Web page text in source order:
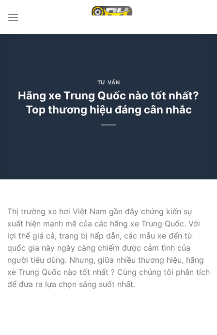
qua
TƯ VẤN
Hãng xe Trung Quốc nào tốt nhất?
Top thương hiệu đáng cân nhắc
Thị trường xe hơi Việt Nam gần đây chứng kiến sự
xuất hiện mạnh mẽ của các hãng xe Trung Quốc. Với
lợi thế giá cả, trang bị hấp dẫn, các mẫu xe đến từ
quốc gia này ngày càng chiếm được cảm tình của
người tiêu dùng. Nhưng, giữa nhiều thương hiệu, hãng
xe Trung Quốc nào tốt nhất ? Cùng chúng tôi phân tích
để đưa ra lựa chọn sáng suốt nhất.